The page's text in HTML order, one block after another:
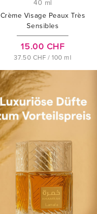
40 ml
Crème Visage Peaux Très
Sensibles
15.00 CHF
37.50 CHF / 100 ml